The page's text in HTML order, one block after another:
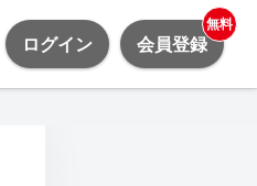
ログイン 会員登録
無料